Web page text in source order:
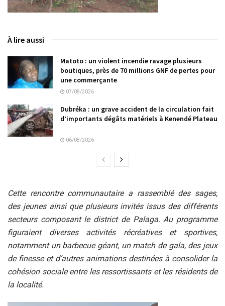
À lire aussi
Matoto : un violent incendie ravage plusieurs
boutiques, près de 70 millions GNF de pertes pour
une commerçante
07/08/2026
Dubréka : un grave accident de la circulation fait
d’importants dégâts matériels à Kenendé Plateau
06/08/2026
Cette rencontre communautaire a rassemblé des sages,
des jeunes ainsi que plusieurs invités issus des différents
secteurs composant le district de Palaga. Au programme
figuraient diverses activités récréatives et sportives,
notamment un barbecue géant, un match de gala, des jeux
de finesse et d’autres animations destinées à consolider la
cohésion sociale entre les ressortissants et les résidents de
la localité.